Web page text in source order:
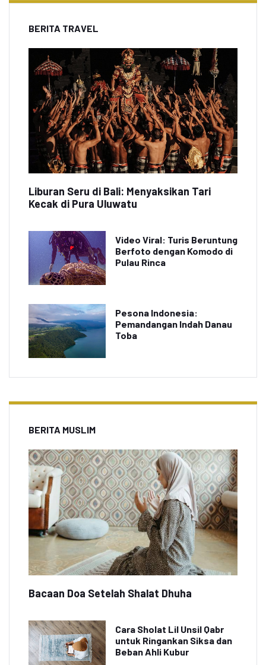
BERITA TRAVEL
Liburan Seru di Bali: Menyaksikan Tari
Kecak di Pura Uluwatu
Video Viral: Turis Beruntung
Berfoto dengan Komodo di
Pulau Rinca
Pesona Indonesia:
Pemandangan Indah Danau
Toba
BERITA MUSLIM
Bacaan Doa Setelah Shalat Dhuha
Cara Sholat Lil Unsil Qabr
untuk Ringankan Siksa dan
Beban Ahli Kubur